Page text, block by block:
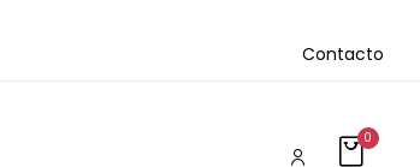
Contacto
0